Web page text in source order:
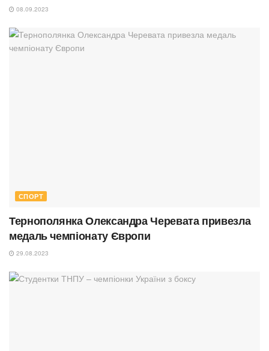
08.09.2023
СПОРТ
Тернополянка Олександра Черевата привезла
медаль чемпіонату Європи
29.08.2023